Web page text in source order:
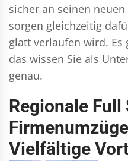
sicher an seinen
sorgen gleichzeitig
glatt verlaufen wird. Es
das wissen Sie als
genau.
Regionale Full
Vielfältige